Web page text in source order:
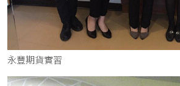
永豐期貨實習